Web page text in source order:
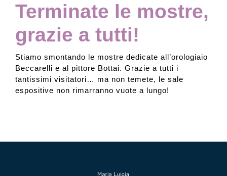
Cerca
English
Terminate le mostre,
grazie a tutti!
Stiamo smontando le mostre dedicate all’orologiaio
Beccarelli e al pittore Bottai. Grazie a tutti i
tantissimi visitatori… ma non temete, le sale
espositive non rimarranno vuote a lungo!